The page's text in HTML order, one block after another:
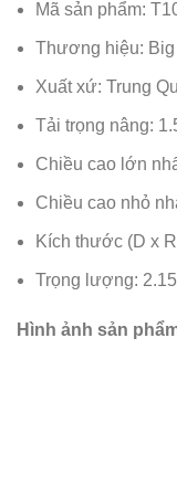
Mã sản phẩm:
Thương hiệu: Big
Xuất xứ: Trung
Tải trọng nâng:
Chiều cao lớn
Chiều cao nhỏ
Kích thước (D x
Trọng lượng:
Hình ảnh sản